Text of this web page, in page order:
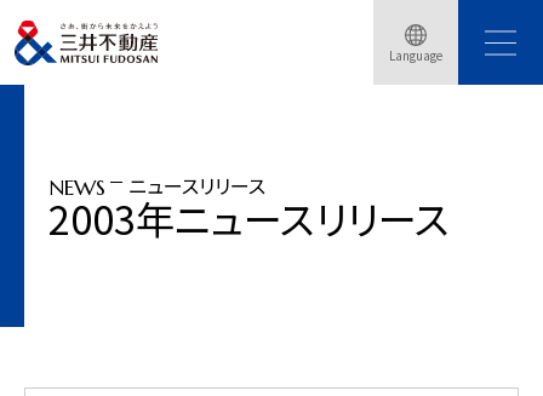
Language
トップページ ニュースリリース
グループ長期経営計画「チャレンジ・プラン2008」策定
NEWS ニュースリリース
2003年ニュースリリース